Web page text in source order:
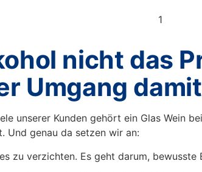
nicht das
Umgang damit
unserer Kunden gehört ein Glas Wein
Und genau da setzen wir an:
zu verzichten. Es geht darum, bewusste